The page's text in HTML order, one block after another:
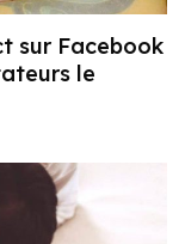
sur Facebook
le